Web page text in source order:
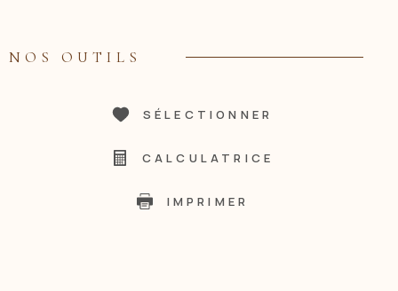
NOS OUTILS
SÉLECTIONNER
CALCULATRICE
IMPRIMER